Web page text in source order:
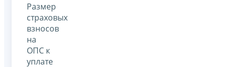
Размер
страховых
взносов
на
ОПС к
уплате